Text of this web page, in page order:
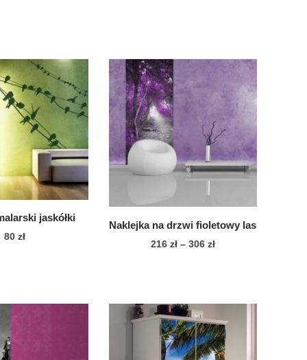
jaskółki
80 zł
Naklejka na drzwi fioletowy las
216 zł – 306 złZakres
do
306 zł
ma
wiele
wariantów.
Opcje